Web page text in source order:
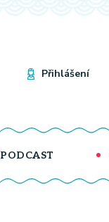
PODCAST
Přihlášení